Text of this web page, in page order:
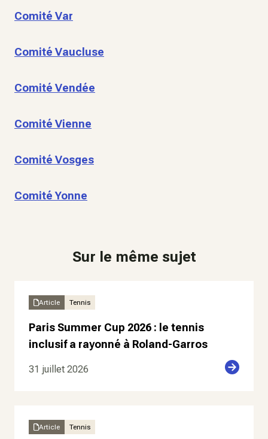
Comité Var
Comité Vaucluse
Comité Vendée
Comité Vienne
Comité Vosges
Comité Yonne
Sur le même sujet
Article Tennis
Paris Summer Cup 2026 : le tennis
inclusif a rayonné à Roland-Garros
31 juillet 2026
Article Tennis